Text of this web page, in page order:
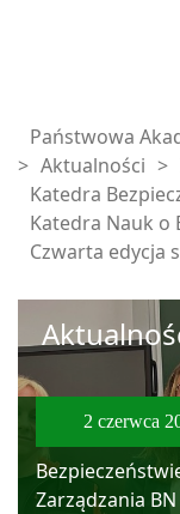
Państwowa
> Aktualności >
Katedra
Katedra Nauk o
Czwarta edycja
2 czerwca
Zarządzania BN